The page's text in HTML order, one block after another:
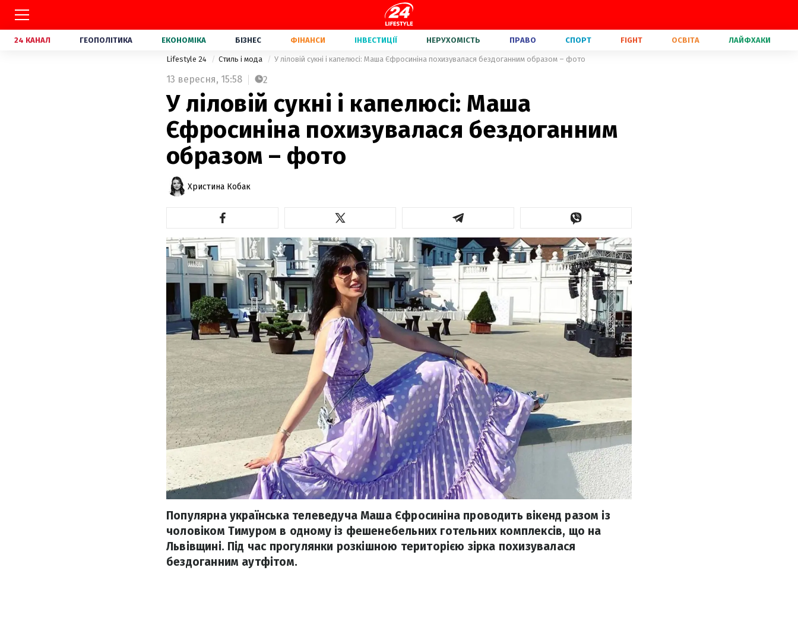
24 КАНАЛ ГЕОПОЛІТИКА ЕКОНОМІКА БІЗНЕС ФІНАНСИ ІНВЕСТИЦІЇ НЕРУХОМІСТЬ ПРАВО СПОРТ FIGHT ОСВІТА ЛАЙФХАКИ
Lifestyle 24 Стиль і мода У ліловій сукні і капелюсі: Маша Єфросиніна похизувалася бездоганним образом – фото
13 вересня, 15:58 2
У ліловій сукні і капелюсі: Маша
Єфросиніна похизувалася бездоганним
образом – фото
Христина Кобак
Популярна українська телеведуча Маша Єфросиніна проводить вікенд разом із
чоловіком Тимуром в одному із фешенебельних готельних комплексів, що на
Львівщині. Під час прогулянки розкішною територією зірка похизувалася
бездоганним аутфітом.